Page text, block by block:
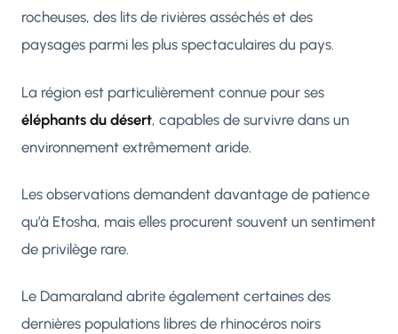
rocheuses, des lits de rivières asséchés et des
paysages parmi les plus spectaculaires du pays.
La région est particulièrement connue pour ses
éléphants du désert, capables de survivre dans un
environnement extrêmement aride.
Les observations demandent davantage de patience
qu’à Etosha, mais elles procurent souvent un sentiment
de privilège rare.
Le Damaraland abrite également certaines des
dernières populations libres de rhinocéros noirs